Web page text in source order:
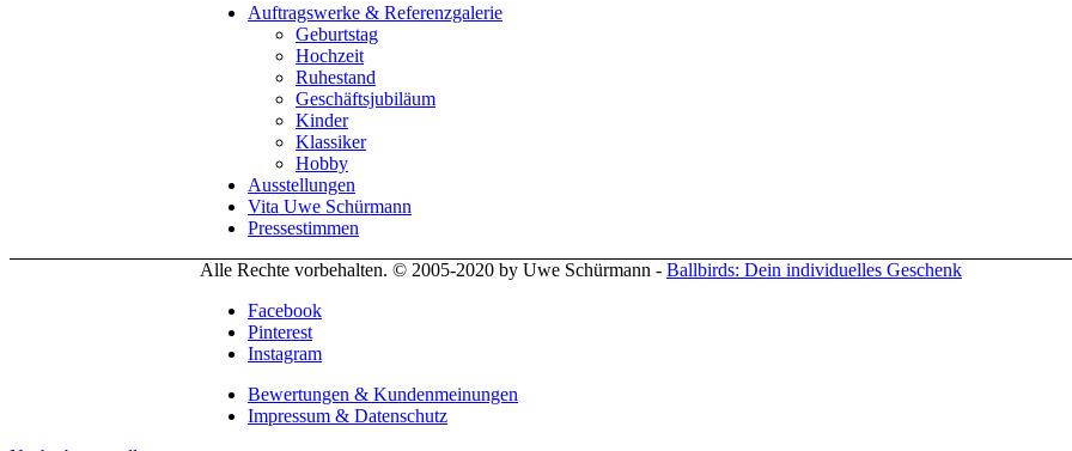
Auftragswerke & Referenzgalerie
Geburtstag
Hochzeit
Ruhestand
Geschäftsjubiläum
Kinder
Klassiker
Hobby
Ausstellungen
Vita Uwe Schürmann
Pressestimmen
Alle Rechte vorbehalten. © 2005-2020 by Uwe Schürmann - Ballbirds: Dein individuelles Geschenk
Facebook
Pinterest
Instagram
Bewertungen & Kundenmeinungen
Impressum & Datenschutz